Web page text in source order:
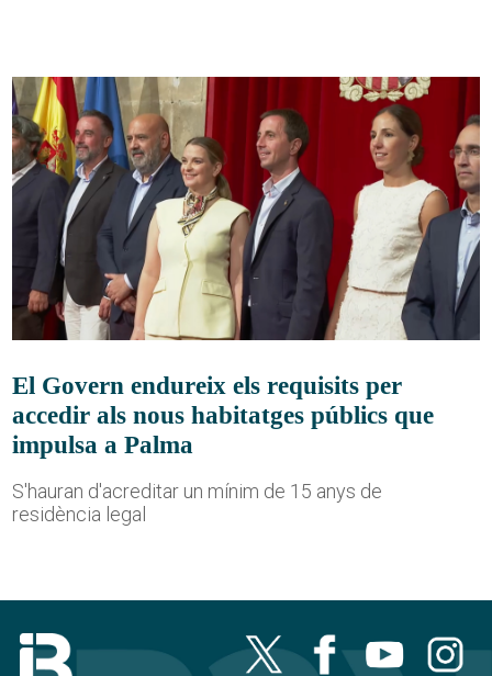
El Govern endureix els requisits per
accedir als nous habitatges públics que
impulsa a Palma
S'hauran d'acreditar un mínim de 15 anys de
residència legal